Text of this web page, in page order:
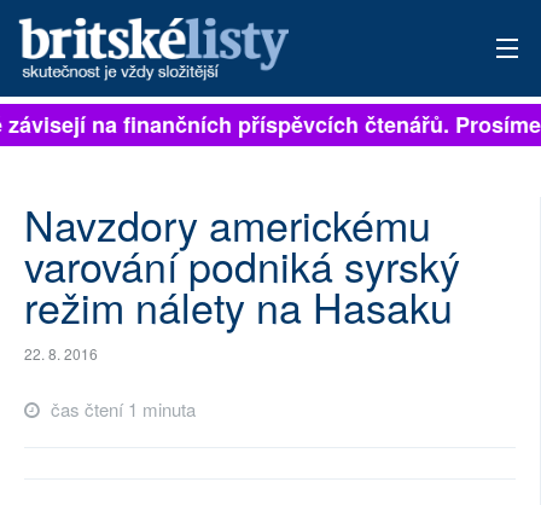
PŘIHLÁSIT
ARCHIV
ROZHOVORY
TÉMATA
NEJČTENĚJŠÍ ZA 7 DNÍ
na finančních příspěvcích čtenářů.
Navzdory americkému
varování podniká syrský
režim nálety na Hasaku
22. 8. 2016
čas čtení 1 minuta